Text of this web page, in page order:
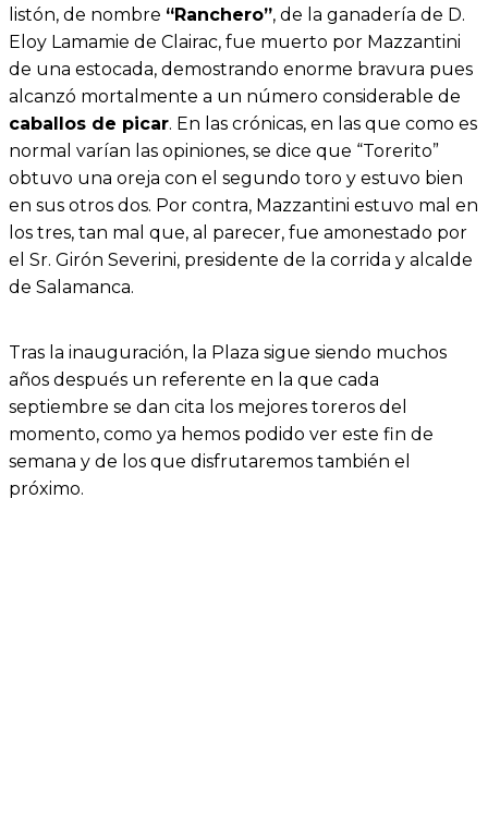
listón, de nombre “Ranchero”, de la ganadería de D.
Eloy Lamamie de Clairac, fue muerto por Mazzantini
de una estocada, demostrando enorme bravura pues
alcanzó mortalmente a un número considerable de
caballos de picar. En las crónicas, en las que como es
normal varían las opiniones, se dice que “Torerito”
obtuvo una oreja con el segundo toro y estuvo bien
en sus otros dos. Por contra, Mazzantini estuvo mal en
los tres, tan mal que, al parecer, fue amonestado por
el Sr. Girón Severini, presidente de la corrida y alcalde
de Salamanca.
Tras la inauguración, la Plaza sigue siendo muchos
años después un referente en la que cada
septiembre se dan cita los mejores toreros del
momento, como ya hemos podido ver este fin de
semana y de los que disfrutaremos también el
próximo.